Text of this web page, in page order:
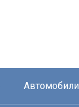
Автомобили